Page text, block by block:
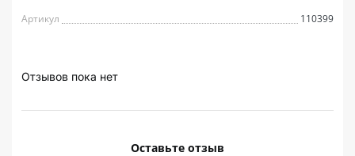
Артикул 110399
Отзывов пока нет
Оставьте отзыв